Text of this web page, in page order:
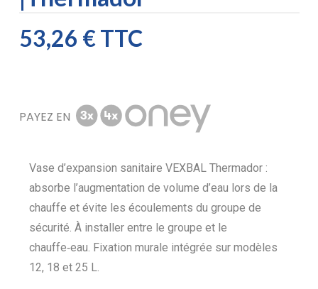
53,26 €TTC
PAYEZ EN
Vase d’expansion sanitaire VEXBAL Thermador :
absorbe l’augmentation de volume d’eau lors de la
chauffe et évite les écoulements du groupe de
sécurité. À installer entre le groupe et le
chauffe‑eau. Fixation murale intégrée sur modèles
12, 18 et 25 L.